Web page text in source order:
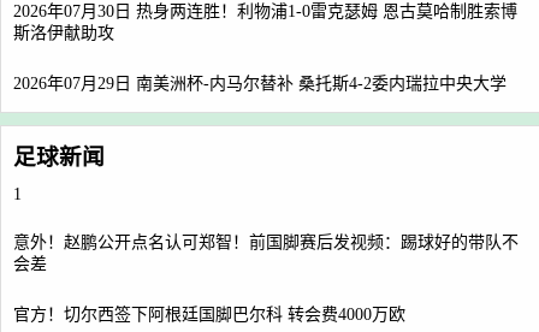
2026年07月30日 热身两连胜！利物浦1-0雷克瑟姆 恩古莫哈制胜索博
斯洛伊献助攻
2026年07月29日 南美洲杯-内马尔替补 桑托斯4-2委内瑞拉中央大学
足球新闻
1
意外！赵鹏公开点名认可郑智！前国脚赛后发视频：踢球好的带队不
会差
官方！切尔西签下阿根廷国脚巴尔科 转会费4000万欧